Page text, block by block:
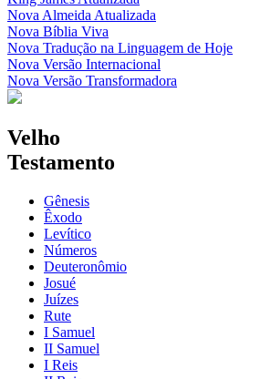
Nova Almeida Atualizada
Nova Bíblia Viva
Nova Tradução na Linguagem de Hoje
Nova Versão Internacional
Nova Versão Transformadora
Velho
Testamento
Gênesis
Êxodo
Levítico
Números
Deuteronômio
Josué
Juízes
Rute
I Samuel
II Samuel
I Reis